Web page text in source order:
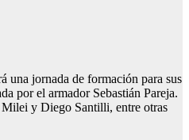
una jornada de formación para sus
por el armador Sebastián Pareja.
y Diego Santilli, entre otras